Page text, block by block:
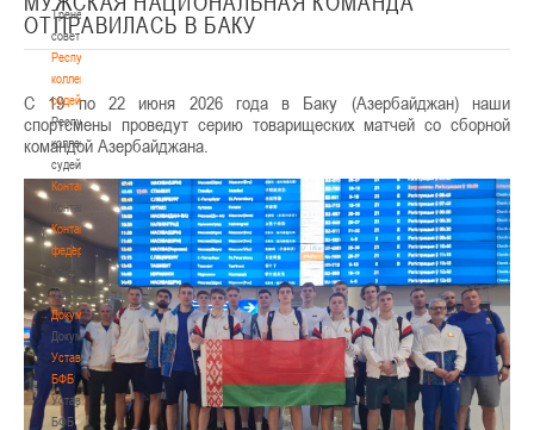
Тренерский
совет
Республиканская
коллегия
судей
Республиканская
коллегия
судей
Контакты
Контакты
Контакты
федерации
Контакты
федерации
Документы
Документы
Устав
БФБ
Устав
БФБ
ОТПРАВИЛАСЬ В БАКУ
С 19 по 22 июня 2026 года в Баку (Азербайджан) наши
спортсмены проведут серию товарищеских матчей со сборной
командой Азербайджана.